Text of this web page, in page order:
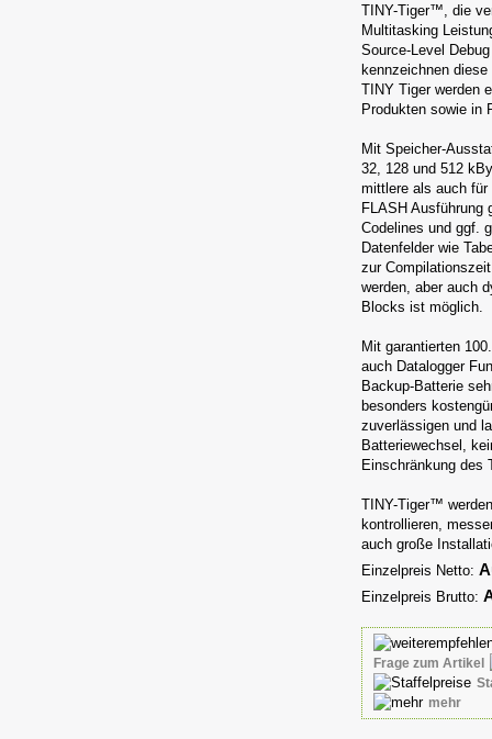
TINY-Tiger™, die
Multitasking
Source-Level
kennzeichnen
TINY Tiger werden
Produkten sowie in
Mit Speicher-
32, 128 und 512
mittlere als auch
FLASH Ausführung
Codelines und ggf.
Datenfelder wie
zur
werden, aber auch
Blocks ist möglich.
Mit garantierten
auch Datalogger
Backup-Batterie
besonders
zuverlässigen und
Batteriewechsel,
Einschränkung des
TINY-Tiger™
kontrollieren,
auch große
Einzelpreis Netto:
Einzelpreis Brutto:
Frage zum Artikel
mehr